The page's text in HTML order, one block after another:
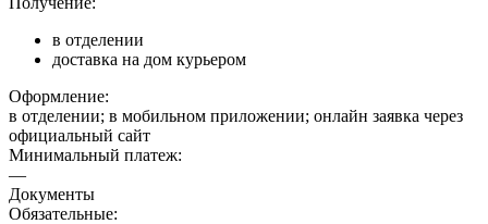
в отделении
доставка на дом курьером
Оформление:
в отделении; в мобильном приложении; онлайн заявка через
официальный сайт
Минимальный платеж:
—
Документы
Обязательные: